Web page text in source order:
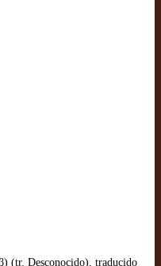
(tr. Desconocido), traducido